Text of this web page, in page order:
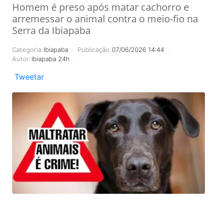
Homem é preso após matar cachorro e
arremessar o animal contra o meio-fio na
Serra da Ibiapaba
Categoria: Ibiapaba Publicação:07/06/2026 14:44
Autor: Ibiapaba 24h
Tweetar